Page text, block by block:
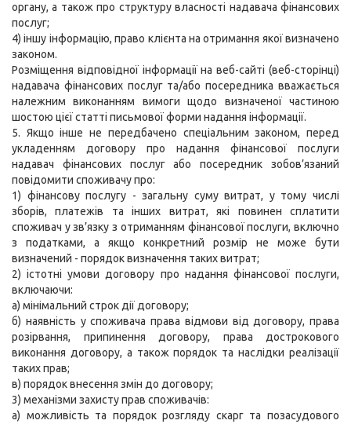
органу, а також про структуру власності надавача фінансових
послуг;
4) іншу інформацію, право клієнта на отримання якої визначено
законом.
Розміщення відповідної інформації на веб-сайті (веб-сторінці)
надавача фінансових послуг та/або посередника вважається
належним виконанням вимоги щодо визначеної частиною
шостою цієї статті письмової форми надання інформації.
5. Якщо інше не передбачено спеціальним законом, перед
укладенням договору про надання фінансової послуги
надавач фінансових послуг або посередник зобов’язаний
повідомити споживачу про:
1) фінансову послугу - загальну суму витрат, у тому числі
зборів, платежів та інших витрат, які повинен сплатити
споживач у зв’язку з отриманням фінансової послуги, включно
з податками, а якщо конкретний розмір не може бути
визначений - порядок визначення таких витрат;
2) істотні умови договору про надання фінансової послуги,
включаючи:
а) мінімальний строк дії договору;
б) наявність у споживача права відмови від договору, права
розірвання, припинення договору, права дострокового
виконання договору, а також порядок та наслідки реалізації
таких прав;
в) порядок внесення змін до договору;
3) механізми захисту прав споживачів:
а) можливість та порядок розгляду скарг та позасудового